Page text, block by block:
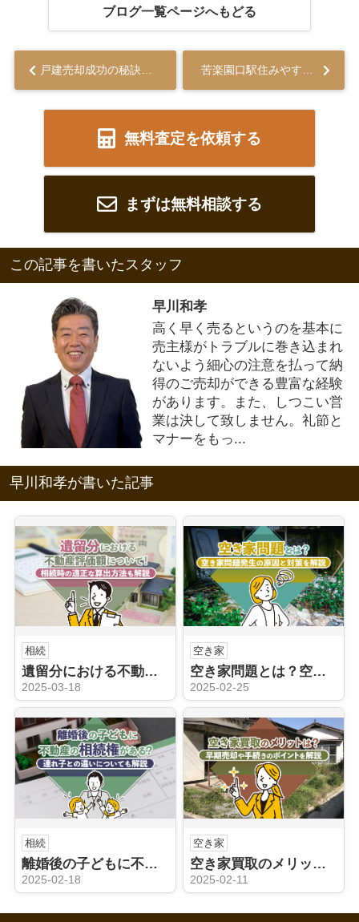
ブログ一覧ページへもどる
戸建売却成功の秘訣とは？効果的な方法と準備！...
無料査定を依頼する
まずは無料相談する
この記事を書いたスタッフ
早川和孝
高く早く売るというのを基本に
売主様がトラブルに巻き込まれ
ないよう細心の注意を払って納
得のご売却ができる豊富な経験
があります。また、しつこい営
業は決して致しません。礼節と
マナーをもっ...
早川和孝が書いた記事
相続
遺留分における不動産評価額について！相続時の適正な算出方法も解説
2025-03-18
空き家
空き家問題とは？空き家問題発生の原因と対策を解説
2025-02-25
相続
離婚後の子どもに不動産の相続権がある？連れ子との違いについても解説
2025-02-18
空き家
空き家買取のメリットは？早期売却や手続きのポイントを解説
2025-02-11